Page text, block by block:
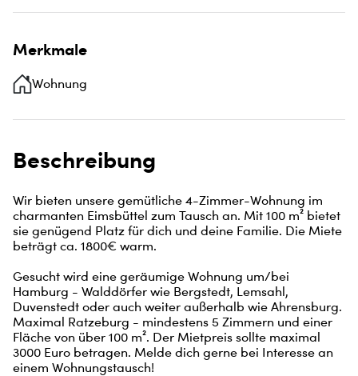
Merkmale
Wohnung
Beschreibung
Wir bieten unsere gemütliche 4-Zimmer-Wohnung im
charmanten Eimsbüttel zum Tausch an. Mit 100 m² bietet
sie genügend Platz für dich und deine Familie. Die Miete
beträgt ca. 1800€ warm.
Gesucht wird eine geräumige Wohnung um/bei
Hamburg - Walddörfer wie Bergstedt, Lemsahl,
Duvenstedt oder auch weiter außerhalb wie Ahrensburg.
Maximal Ratzeburg - mindestens 5 Zimmern und einer
Fläche von über 100 m². Der Mietpreis sollte maximal
3000 Euro betragen. Melde dich gerne bei Interesse an
einem Wohnungstausch!